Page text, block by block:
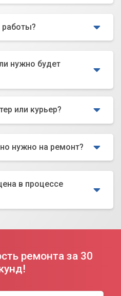
работы?
нужно будет
или курьер?
нужно на ремонт?
в процессе
ремонта за 30